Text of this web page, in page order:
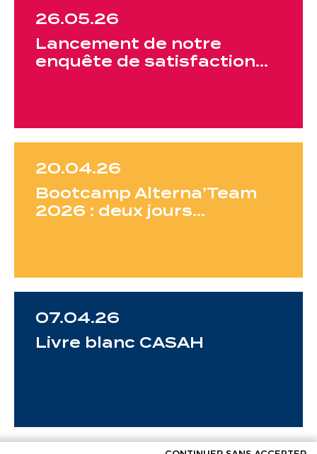
26.05.26
Lancement de notre
enquête de satisfaction…
20.04.26
Bootcamp Alterna’Team
2026 : deux jours…
07.04.26
Livre blanc CASAH